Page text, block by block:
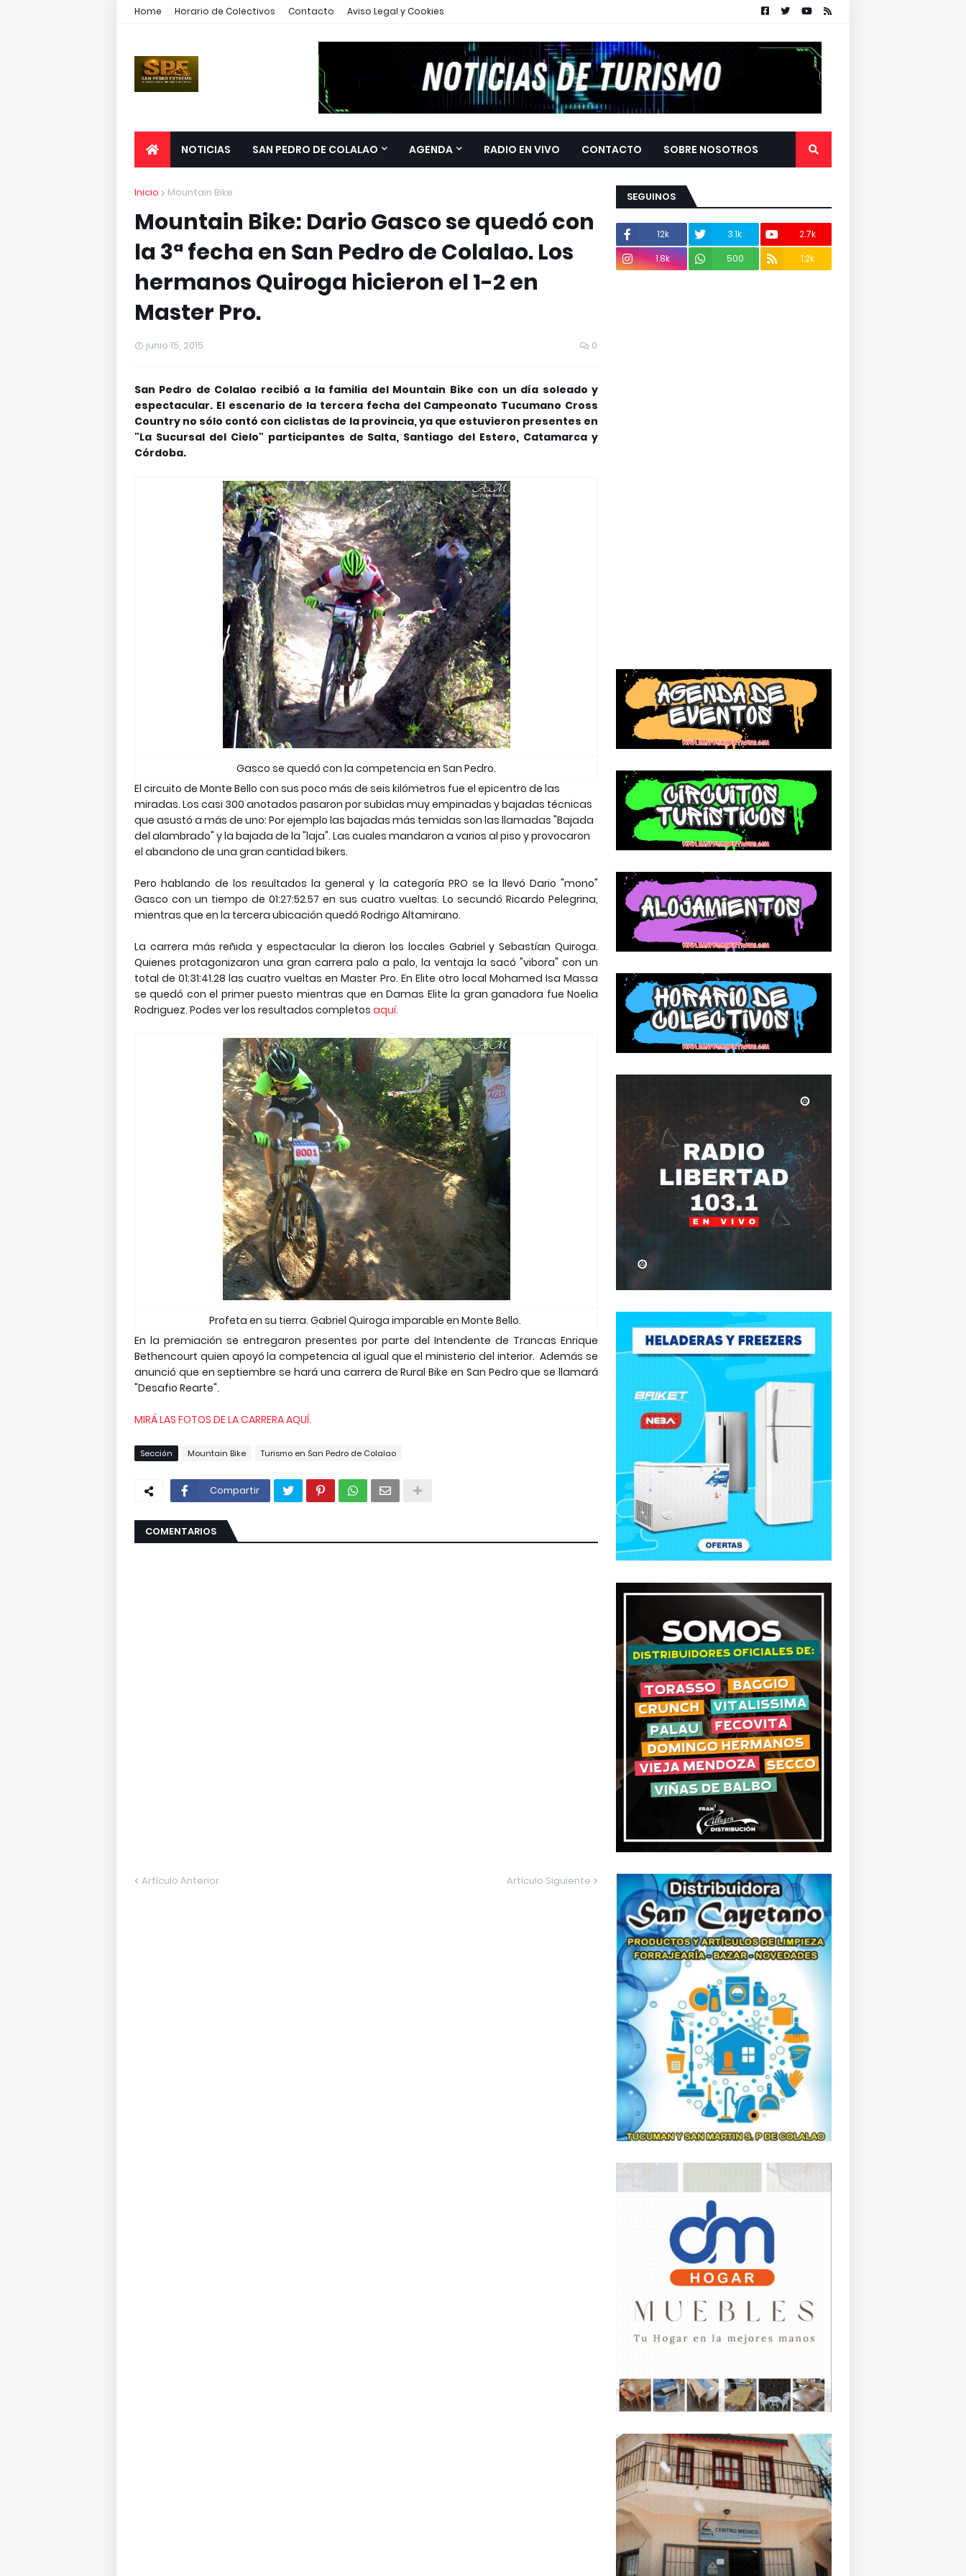
Home Horario de Colectivos Contacto Aviso Legal y Cookies
NOTICIAS SAN PEDRO DE COLALAO AGENDA RADIO EN VIVO CONTACTO SOBRE NOSOTROS
Inicio Mountain Bike
Mountain Bike: Dario Gasco se quedó con
la 3ª fecha en San Pedro de Colalao. Los
hermanos Quiroga hicieron el 1-2 en
Master Pro.
junio 15, 2015 0
San Pedro de Colalao recibió a la familia del Mountain Bike con un día soleado y
espectacular. El escenario de la tercera fecha del Campeonato Tucumano Cross
Country no sólo contó con ciclistas de la provincia, ya que estuvieron presentes en
"La Sucursal del Cielo" participantes de Salta, Santiago del Estero, Catamarca y
Córdoba.
Gasco se quedó con la competencia en San Pedro.
El circuito de Monte Bello con sus poco más de seis kilómetros fue el epicentro de las
miradas. Los casi 300 anotados pasaron por subidas muy empinadas y bajadas técnicas
que asustó a más de uno: Por ejemplo las bajadas más temidas son las llamadas "Bajada
del alambrado" y la bajada de la "laja". Las cuales mandaron a varios al piso y provocaron
el abandono de una gran cantidad bikers.
Pero hablando de los resultados la general y la categoría PRO se la llevó Dario "mono"
Gasco con un tiempo de 01:27:52.57 en sus cuatro vueltas. Lo secundó Ricardo Pelegrina,
mientras que en la tercera ubicación quedó Rodrigo Altamirano.
La carrera más reñida y espectacular la dieron los locales Gabriel y Sebastían Quiroga.
Quienes protagonizaron una gran carrera palo a palo, la ventaja la sacó "vibora" con un
total de 01:31:41.28 las cuatro vueltas en Master Pro. En Elite otro local Mohamed Isa Massa
se quedó con el primer puesto mientras que en Damas Elite la gran ganadora fue Noelia
Rodriguez. Podes ver los resultados completos aquí.
Profeta en su tierra. Gabriel Quiroga imparable en Monte Bello.
En la premiación se entregaron presentes por parte del Intendente de Trancas Enrique
Bethencourt quien apoyó la competencia al igual que el ministerio del interior. Además se
anunció que en septiembre se hará una carrera de Rural Bike en San Pedro que se llamará
"Desafio Rearte".
MIRÁ LAS FOTOS DE LA CARRERA AQUÍ.
Sección Mountain Bike Turismo en San Pedro de Colalao
Compartir
COMENTARIOS
Artículo Anterior Artículo Siguiente
SEGUINOS
12k 3.1k
2.7k
1.8k
500 1.2k